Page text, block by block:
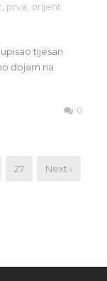
prva orijent
tijesan
dojam na
0
27 Next ›